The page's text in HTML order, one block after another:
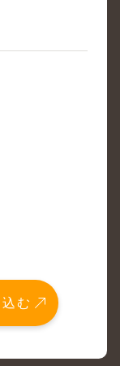
む